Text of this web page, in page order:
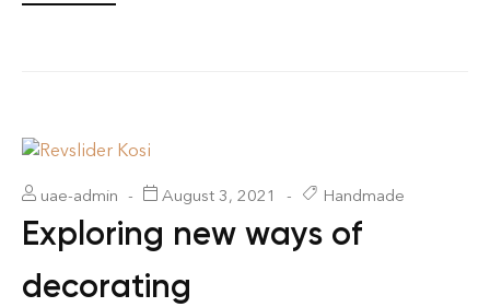
uae-admin August 3, 2021 Handmade
Exploring new ways of
decorating